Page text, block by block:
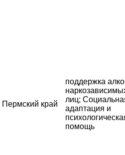
Пермский край
поддержка
лиц;
адаптация и
помощь